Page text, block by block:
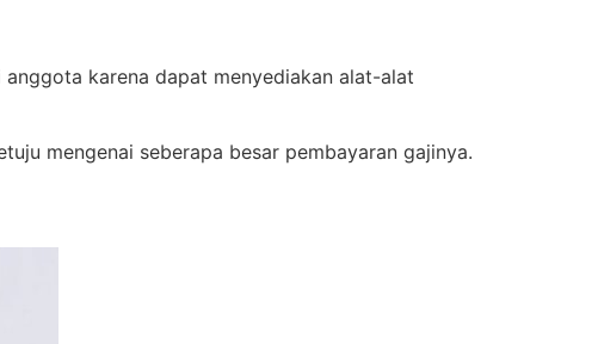
karena dapat menyediakan alat-alat
mengenai seberapa besar pembayaran gajinya.